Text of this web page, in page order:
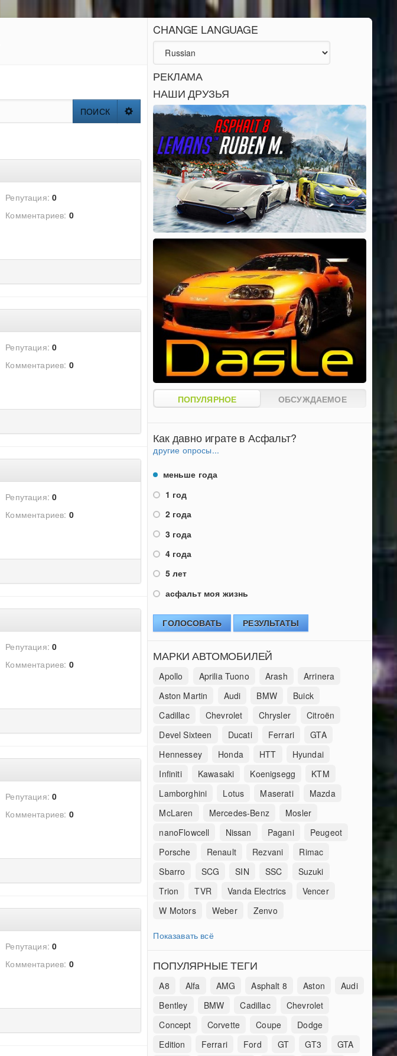
ПОИСК
Репутация: 0
Комментариев: 0
Репутация: 0
Комментариев: 0
Репутация: 0
Комментариев: 0
Репутация: 0
Комментариев: 0
Репутация: 0
Комментариев: 0
Репутация: 0
Комментариев: 0
CHANGE LANGUAGE
РЕКЛАМА
НАШИ ДРУЗЬЯ
ПОПУЛЯРНОЕ ОБСУЖДАЕМОЕ
Как давно играте в Асфальт?
другие опросы...
меньше года
1 год
2 года
3 года
4 года
5 лет
асфальт моя жизнь
ГОЛОСОВАТЬ РЕЗУЛЬТАТЫ
МАРКИ АВТОМОБИЛЕЙ
Apollo Aprilia Tuono Arash
Arrinera
Aston Martin
Audi BMW
Buick
Cadillac
Chevrolet Chrysler
Citroën
Devel Sixteen
Ducati Ferrari
GTA
Hennessey
Honda HTT
Hyundai
Infiniti
Kawasaki Koenigsegg
KTM
Lamborghini
Lotus Maserati
Mazda
McLaren
Mercedes-Benz
Mosler
nanoFlowcell
Nissan Pagani
Peugeot
Porsche
Renault Rezvani
Rimac
Sbarro
SCG SIN SSC
Suzuki
Trion
TVR Vanda Electrics
Vencer
W Motors
Weber Zenvo
Показавать всё
ПОПУЛЯРНЫЕ ТЕГИ
A8 Alfa AMG Asphalt 8 Aston
Audi
Bentley
BMW Cadillac
Chevrolet
Concept
Corvette Coupe
Dodge
Edition
Ferrari Ford GT GT3
GTA